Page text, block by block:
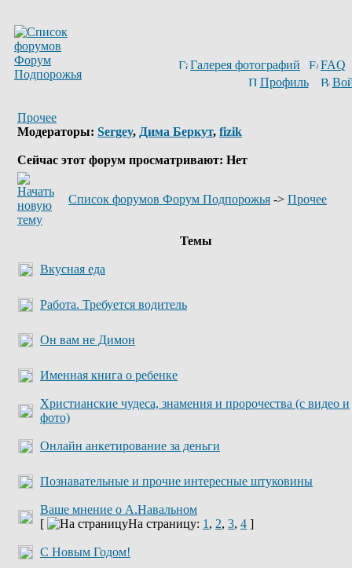
Галерея фотографий
FAQ
Профиль
Прочее
Модераторы: Sergey, Дима Беркут, fizik
Сейчас этот форум просматривают: Нет
Список форумов Форум Подпорожья -> Прочее
Темы
Вкусная еда
Работа. Требуется водитель
Он вам не Димон
Именная книга о ребенке
Христианские чудеса, знамения и пророчества (с видео и
фото)
Онлайн анкетирование за деньги
Познавательные и прочие интересные штуковины
Ваше мнение о А.Навальном
[
На страницу: 1 , 2, 3, 4 ]
С Новым Годом!